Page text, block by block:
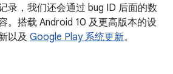
录，我们还会通过 bug ID 后面的数
。搭载 Android 10 及更高版本的设
以及 Google Play 系统更新。